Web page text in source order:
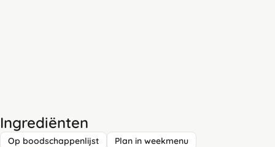
Ingrediënten
Op boodschappenlijst Plan in weekmenu